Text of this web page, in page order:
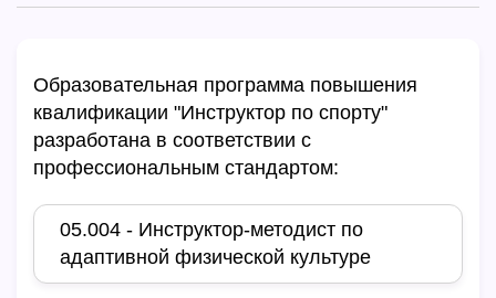
Образовательная программа повышения
квалификации "Инструктор по спорту"
разработана в соответствии с
профессиональным стандартом:
05.004 - Инструктор-методист по
адаптивной физической культуре